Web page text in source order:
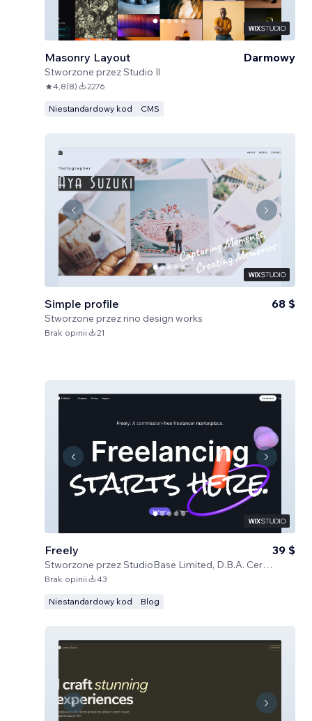
Masonry Layout
Stworzone przezStudio Il
Darmowy
4,8(8) 2276
Niestandardowy kod CMS
Simple profile
Stworzone przezrino design works
68 $
Brak opinii 21
Freely
Stworzone przezStudioBase Limited, D.B.A. Certified Code
39 $
Brak opinii 43
Niestandardowy kod Blog